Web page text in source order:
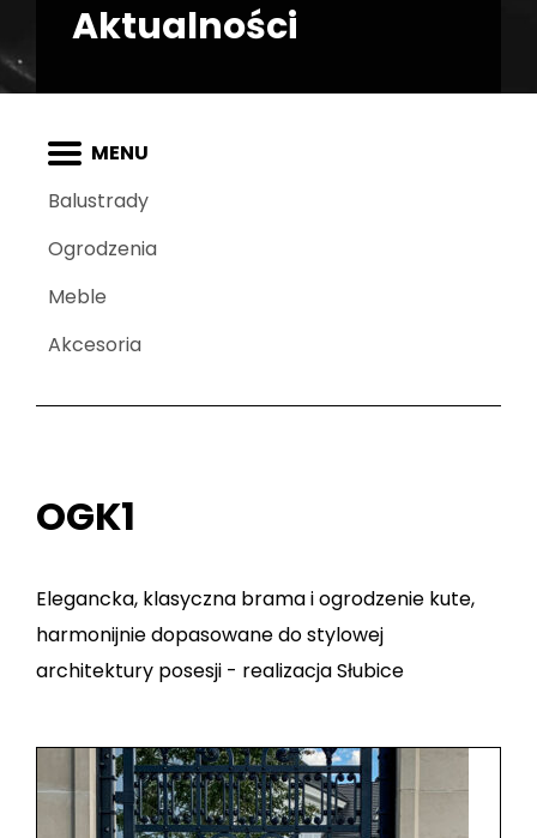
Aktualności
Balustrady
Ogrodzenia
Meble
Akcesoria
OGK1
Elegancka, klasyczna brama i ogrodzenie kute,
harmonijnie dopasowane do stylowej
architektury posesji - realizacja Słubice